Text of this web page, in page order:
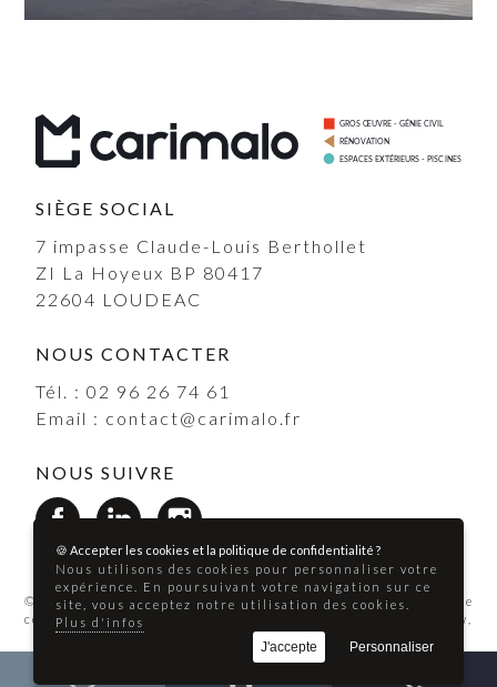
SIÈGE SOCIAL
7 impasse Claude-Louis Berthollet
ZI La Hoyeux BP 80417
22604 LOUDEAC
NOUS CONTACTER
Tél. :02 96 26 74 61
Email : contact@carimalo.fr
NOUS SUIVRE
© 2026 Tous droits réservés - Mentions légales- Politique de
confidentialité -
Beeview,
agence web Morbihan
🍪 Accepter les cookies et la politique de confidentialité ?
Nous utilisons des cookies pour personnaliser votre
expérience. En poursuivant votre navigation sur ce
site, vous acceptez notre utilisation des cookies.
Plus d'infos
J'accepte Personnaliser